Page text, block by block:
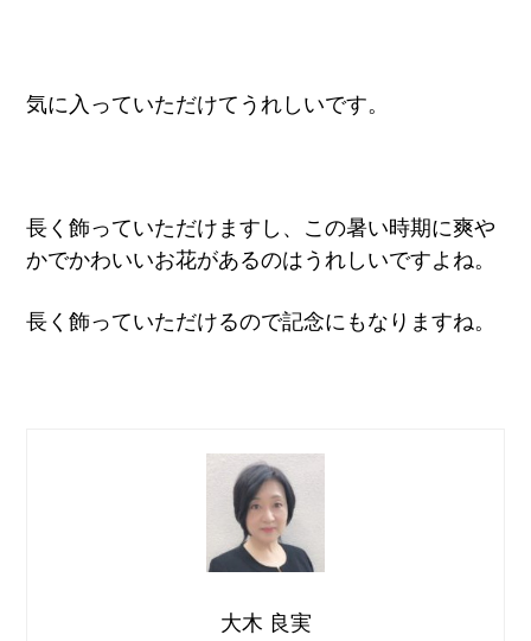
気に入っていただけてうれしいです。
長く飾っていただけますし、この暑い時期に爽や
かでかわいいお花があるのはうれしいですよね。
長く飾っていただけるので記念にもなりますね。
大木 良実